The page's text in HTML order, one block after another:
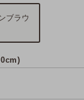
ブラウ